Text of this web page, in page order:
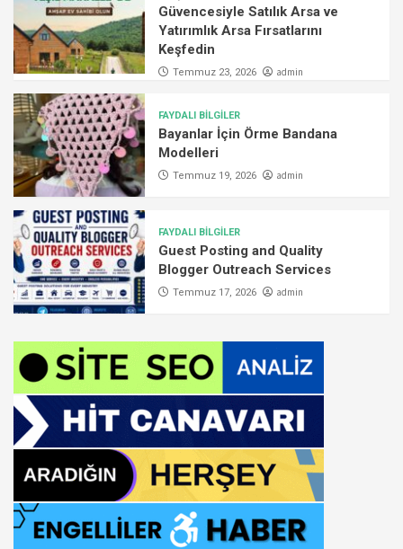
Güvencesiyle Satılık Arsa ve
Yatırımlık Arsa Fırsatlarını
Keşfedin
Temmuz 23, 2026 admin
FAYDALI BİLGİLER
Bayanlar İçin Örme Bandana
Modelleri
Temmuz 19, 2026 admin
FAYDALI BİLGİLER
Guest Posting and Quality
Blogger Outreach Services
Temmuz 17, 2026 admin